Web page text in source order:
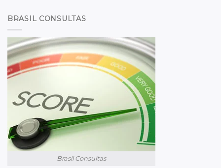
BRASIL CONSULTAS
Brasil Consultas